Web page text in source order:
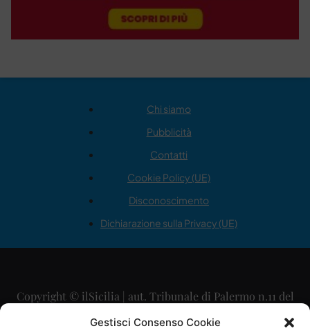
Gestisci Consenso Cookie
Chi siamo
Pubblicità
Contatti
Cookie Policy (UE)
Disconoscimento
Dichiarazione sulla Privacy (UE)
Copyright © ilSicilia | aut. Tribunale di Palermo n.11 del
29/09/2015